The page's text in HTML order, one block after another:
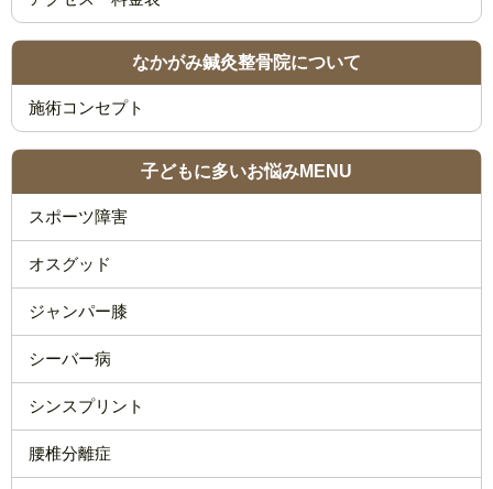
なかがみ鍼灸整骨院について
施術コンセプト
子どもに多いお悩みMENU
スポーツ障害
オスグッド
ジャンパー膝
シーバー病
シンスプリント
腰椎分離症